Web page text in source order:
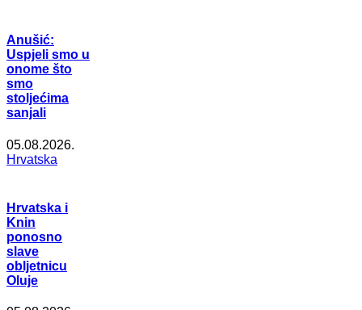
Anušić:
Uspjeli smo u
onome što
smo
stoljećima
sanjali
05.08.2026.
Hrvatska
Hrvatska i
Knin
ponosno
slave
obljetnicu
Oluje